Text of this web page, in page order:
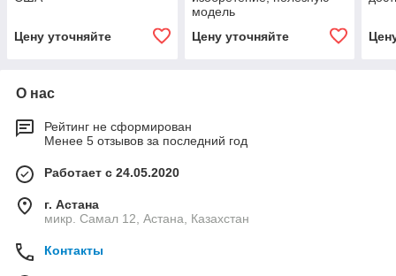
Цену уточняйте
модель
Цену уточняйте
О нас
Рейтинг не сформирован
Менее 5 отзывов за последний год
Работает с 24.05.2020
г. Астана
микр. Самал 12, Астана, Казахстан
Контакты